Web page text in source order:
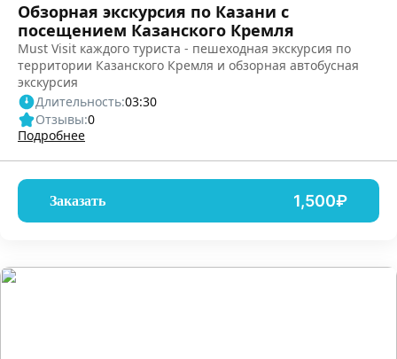
Обзорная экскурсия по Казани с
посещением Казанского Кремля
Must Visit каждого туриста - пешеходная экскурсия по
территории Казанского Кремля и обзорная автобусная
экскурсия
Длительность:03:30
Отзывы:0
Подробнее
Заказать 1,500₽